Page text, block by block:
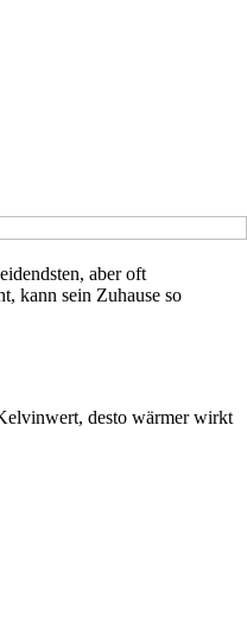
aber oft
kann sein Zuhause so
desto wärmer wirkt